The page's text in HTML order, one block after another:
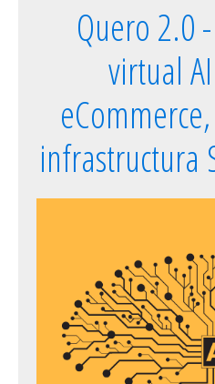
Quero 2.0
virtual
infrastructura